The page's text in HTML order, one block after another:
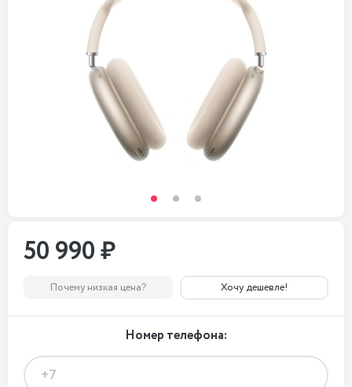
50 990 ₽
Почему низкая цена? Хочу дешевле!
Номер телефона: